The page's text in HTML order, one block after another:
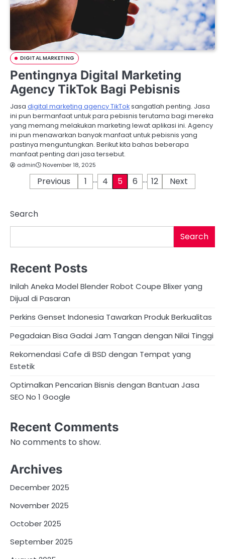
DIGITAL MARKETING
Pentingnya Digital Marketing
Agency TikTok Bagi Pebisnis
Jasa digital marketing agency TikToksangatlah penting. Jasa
ini pun bermanfaat untuk para pebisnis terutama bagi mereka
yang memang melakukan marketing lewat aplikasi ini. Agency
ini pun menawarkan banyak manfaat untuk pebisnis yang
pastinya menguntungkan. Berikut kita bahas beberapa
manfaat penting dari jasa tersebut.
admin November 18, 2025
s
p
a
a
t
i
n
Previous 1 … 4 5 6 … 12 Next
Search
Search
Recent Posts
Inilah Aneka Model Blender Robot Coupe Blixer yang
Dijual di Pasaran
Perkins Genset Indonesia Tawarkan Produk Berkualitas
Pegadaian Bisa Gadai Jam Tangan dengan Nilai Tinggi
Rekomendasi Cafe di BSD dengan Tempat yang
Estetik
Optimalkan Pencarian Bisnis dengan Bantuan Jasa
SEO No 1 Google
Recent Comments
No comments to show.
Archives
December 2025
November 2025
October 2025
September 2025